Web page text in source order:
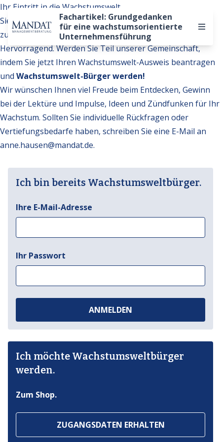
Fachartikel: Grundgedanken
für eine wachstumsorientierte
Unternehmensführung
Ihr Eintritt in die Wachstumswelt
Sie möchten auf weitere Inhalte der Wachstumswelt
zugreifen?
Hervorragend. Werden Sie Teil unserer Gemeinschaft,
indem Sie jetzt Ihren Wachstumswelt-Ausweis beantragen
und Wachstumswelt-Bürger werden!
Wir wünschen Ihnen viel Freude beim Entdecken, Gewinn
bei der Lektüre und Impulse, Ideen und Zündfunken für Ihr
Wachstum. Sollten Sie individuelle Rückfragen oder
Vertiefungsbedarfe haben, schreiben Sie eine E-Mail an
anne.hausen@mandat.de.
Ich bin bereits Wachstumsweltbürger.
Ihre E-Mail-Adresse
Ihr Passwort
ANMELDEN
Ich möchte Wachstumsweltbürger
werden.
Zum Shop.
ZUGANGSDATEN ERHALTEN